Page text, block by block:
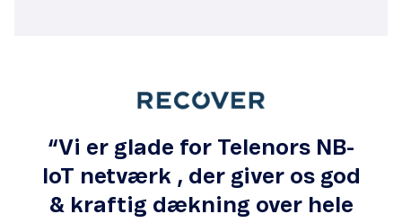
“Vi er glade for Telenors NB-
IoT netværk , der giver os god
& kraftig dækning over hele